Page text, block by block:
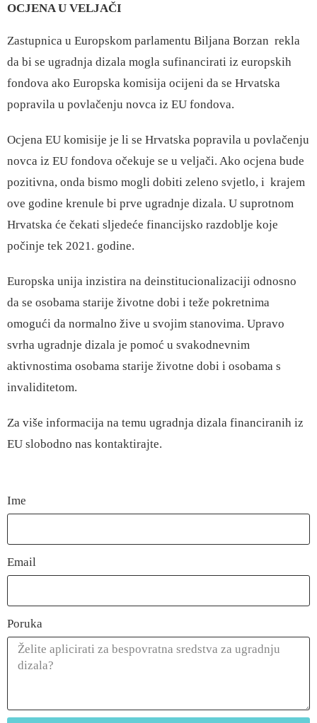
OCJENA U VELJAČI
Zastupnica u Europskom parlamentu Biljana Borzan rekla
da bi se ugradnja dizala mogla sufinancirati iz europskih
fondova ako Europska komisija ocijeni da se Hrvatska
popravila u povlačenju novca iz EU fondova.
Ocjena EU komisije je li se Hrvatska popravila u povlačenju
novca iz EU fondova očekuje se u veljači. Ako ocjena bude
pozitivna, onda bismo mogli dobiti zeleno svjetlo, i krajem
ove godine krenule bi prve ugradnje dizala. U suprotnom
Hrvatska će čekati sljedeće financijsko razdoblje koje
počinje tek 2021. godine.
Europska unija inzistira na deinstitucionalizaciji odnosno
da se osobama starije životne dobi i teže pokretnima
omogući da normalno žive u svojim stanovima. Upravo
svrha ugradnje dizala je pomoć u svakodnevnim
aktivnostima osobama starije životne dobi i osobama s
invaliditetom.
Za više informacija na temu ugradnja dizala financiranih iz
EU slobodno nas kontaktirajte.
Ime
Email
Poruka